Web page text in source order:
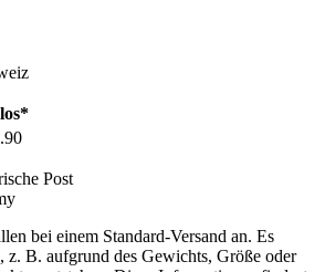
bei einem Standard-Versand an. Es
z. B. aufgrund des Gewichts, Größe oder